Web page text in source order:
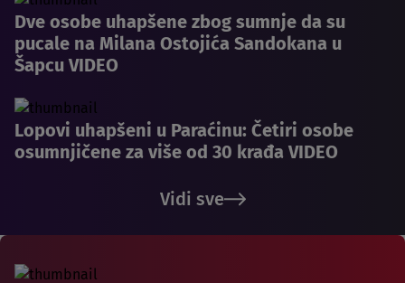
Dve osobe uhapšene zbog sumnje da su
pucale na Milana Ostojića Sandokana u
Šapcu VIDEO
Lopovi uhapšeni u Paraćinu: Četiri osobe
osumnjičene za više od 30 krađa VIDEO
Vidi sve